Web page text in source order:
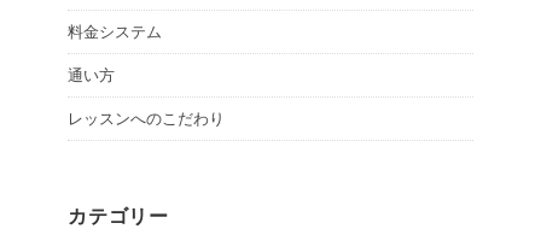
料金システム
通い方
レッスンへのこだわり
カテゴリー